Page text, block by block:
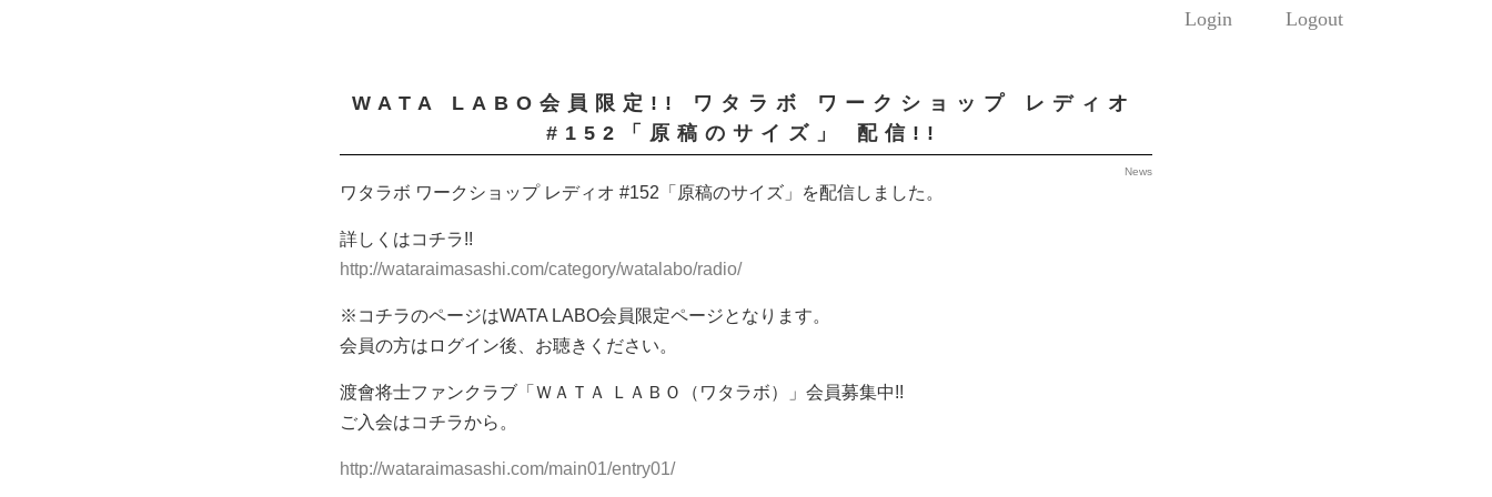
Login Logout
WATA LABO会員限定!! ワタラボ ワークショップ レディオ
#152「原稿のサイズ」 配信!!
News
ワタラボ ワークショップ レディオ #152「原稿のサイズ」を配信しました。
詳しくはコチラ!!
http://wataraimasashi.com/category/watalabo/radio/
※コチラのページはWATA LABO会員限定ページとなります。
会員の方はログイン後、お聴きください。
渡會将士ファンクラブ「ＷＡＴＡ ＬＡＢＯ（ワタラボ）」会員募集中!!
ご入会はコチラから。
http://wataraimasashi.com/main01/entry01/